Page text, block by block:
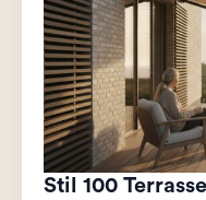
Stil 100